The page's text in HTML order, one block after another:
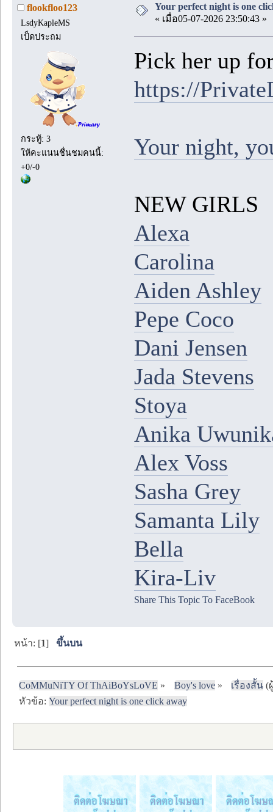
flookfloo123
LsdyKapleMS
เป็ดประถม
กระทู้: 3
ให้คะแนนชื่นชมคนนี้:
+0/-0
Your perfect night is one
« เมื่อ05-07-2026 23:50:43 »
Pick her up
https://
Your night,
NEW GIRLS
Alexa
Carolina
Aiden Ashley
Pepe Coco
Dani Jensen
Jada Stevens
Stoya
Anika
Alex Voss
Sasha Grey
Samanta Lily
Bella
Kira-Liv
Share This Topic To FaceBook
หน้า: [1]ขึ้นบน
CoMMuNiTY Of ThAiBoYsLoVE » Boy's love» เรื่องสั้น(
หัวข้อ:Your perfect night is one click away